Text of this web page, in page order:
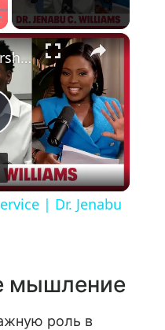
×
Video
Degrees. Leadership. Service | Dr. Jenabu C. Williams
| Dr. Jenabu
мышление
роль в